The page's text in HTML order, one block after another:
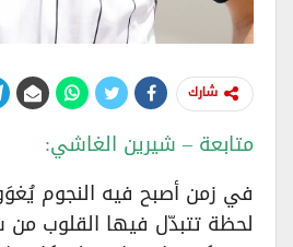
شارك
متابعة – شيرين الغاشي:
في زمن أصبح فيه النجوم
لحظة تتبدّل فيها القلوب من